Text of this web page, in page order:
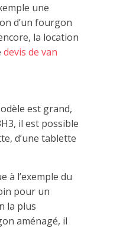
une
d’un fourgon
la location
devis de van
est grand,
il est possible
d’une tablette
à l’exemple du
pour un
la plus
aménagé, il